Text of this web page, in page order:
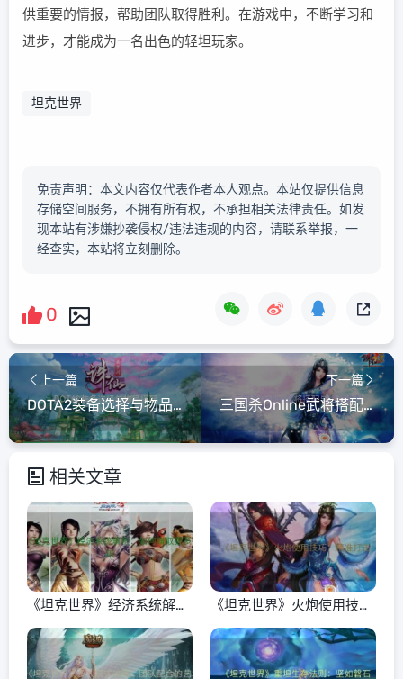
供重要的情报，帮助团队取得胜利。在游戏中，不断学习和
进步，才能成为一名出色的轻坦玩家。
坦克世界
免责声明：本文内容仅代表作者本人观点。本站仅提供信息
存储空间服务，不拥有所有权，不承担相关法律责任。如发
现本站有涉嫌抄袭侵权/违法违规的内容，请联系举报，一
经查实，本站将立刻删除。
0
上一篇
DOTA2装备选择与物品搭配
下一篇
三国杀Online武将搭配与组合推荐
相关文章
《坦克世界》经济系统解
析：如何赚取更多银币
《坦克世界》火炮使用技
巧：精准打击